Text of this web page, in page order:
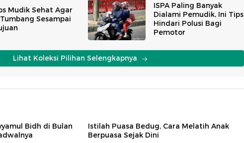
Mudik Sehat Agar
Sesampai
ISPA Paling Banyak
Dialami Pemudik, Ini Tips
Hindari Polusi Bagi
Pemotor
Lihat Koleksi Pilihan Selengkapnya
Bidh di Bulan
Istilah Puasa Bedug, Cara Melatih Anak
Berpuasa Sejak Dini